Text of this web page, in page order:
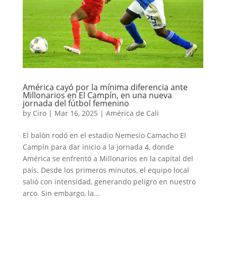
América cayó por la mínima diferencia ante
Millonarios en El Campín, en una nueva
jornada del fútbol femenino
by Ciro| Mar 16, 2025 | América de Cali
El balón rodó en el estadio Nemesio Camacho El
Campín para dar inicio a la jornada 4, donde
América se enfrentó a Millonarios en la capital del
país. Desde los primeros minutos, el equipo local
salió con intensidad, generando peligro en nuestro
arco. Sin embargo, la...